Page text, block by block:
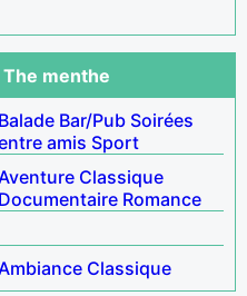
menthe
Balade Bar/Pub Soirées
amis Sport
Aventure Classique
Documentaire Romance
Ambiance Classique